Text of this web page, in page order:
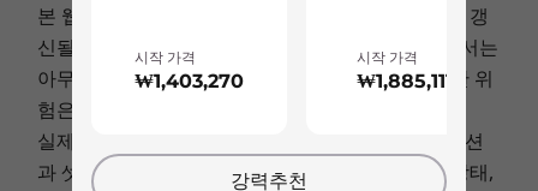
모든 올바른 연결
업무 장소에 관계없이 어디서나 ThinkPad L15
USB-C 3.2 Gen 2
USB-C 3.2 Gen 2
HDMI 2.1*
RJ45
헤드폰/마이크 콤보
MicroSD 카드 판독기
옵션: SIM 슬롯
Gen4 x 4
(2242)
본 웹사이트의 정보는 별도의 통지없이 변경되거나 갱
신될 수 있으며, 제공된 정보에 대한 정확성에 대해서는
아무런 책임이 없습니다. 해당정보의 사용으로 인한 위
험은 사용자 자신이 감수해야 합니다.
실제 배터리 사용시간은 사용하고 있는 어플리케이션
과 셋팅, 그리고 기능 상의 활성화 상태, 네트워크 상태,
시작 가격
₩1,403,270
시작 가격
₩1,885,111
강력추천